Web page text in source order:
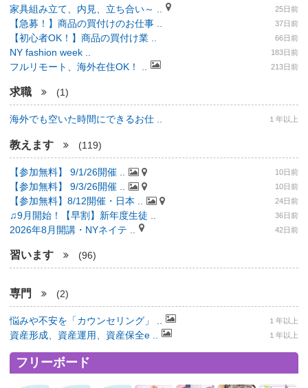
家具組み立て、内見、立ち合い～ .. 25日前
【急募！】商品の買付けのお仕事 .. 37日前
【初心者OK！】商品の買付け業 .. 66日前
NY fashion week .. 183日前
フルリモート、海外在住OK！ .. 213日前
求職 (1)
海外でも空いた時間にできるお仕 .. １年以上
教えます (119)
【参加無料】 9/1/26開催 .. 10日前
【参加無料】 9/3/26開催 .. 10日前
【参加無料】8/12開催・日本 .. 24日前
♫9月開始！【早割】新年度生徒 .. 36日前
2026年8月開講・NYネイテ .. 42日前
習います (96)
専門 (2)
悩みや不安を「カウンセリング」 .. １年以上
資産形成、資産運用、資産保全e .. １年以上
フリーボード